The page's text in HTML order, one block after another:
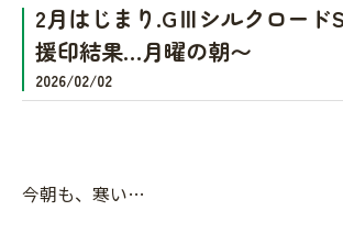
2月はじまり.GⅢシルクロード
援印結果…月曜の朝〜
2026/02/02
今朝も、寒い…